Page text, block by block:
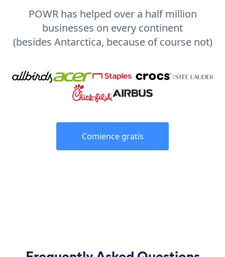
POWR has helped over a half million
businesses on every continent
(besides Antarctica, because of course not)
Comience gratis